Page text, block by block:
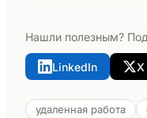
Нашли полезным?
LinkedIn
удаленная работа